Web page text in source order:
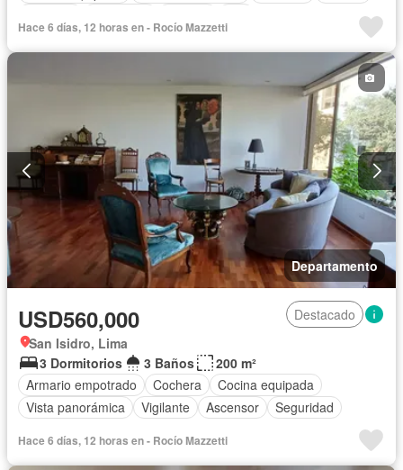
Hace 6 días, 12 horas en - Rocío Mazzetti
Departamento
USD560,000
Destacado
San Isidro, Lima
3 Dormitorios
3 Baños
200 m²
Armario empotrado
Cochera
Cocina equipada
Vista panorámica
Vigilante Ascensor Seguridad
Hace 6 días, 12 horas en - Rocío Mazzetti